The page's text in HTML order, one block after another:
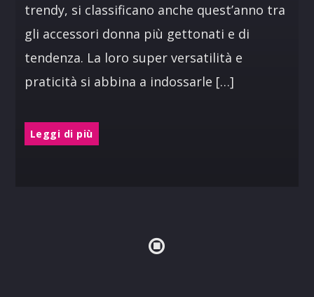
trendy, si classificano anche quest’anno tra
gli accessori donna più gettonati e di
tendenza. La loro super versatilità e
praticità si abbina a indossarle […]
Leggi di più